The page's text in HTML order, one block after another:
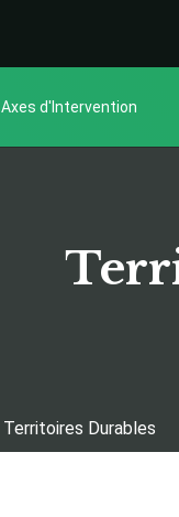
Axes d'Intervention
Territoires Durables